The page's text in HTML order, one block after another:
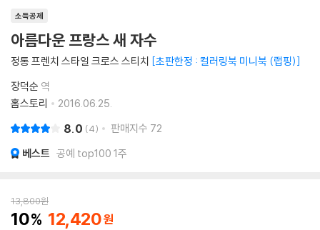
소득공제
아름다운 프랑스 새 자수
정통 프렌치 스타일 크로스 스티치 초판한정 : 컬러링북 미니북 (랩핑)
장덕순 역
홈스토리
2016.06.25.
8.0 4 판매지수 72
베스트 공예 top100 1주
13,800원
10 12,420